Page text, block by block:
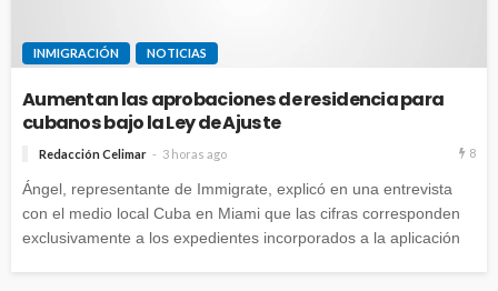
INMIGRACIÓN NOTICIAS
Aumentan las aprobaciones de residencia para
cubanos bajo la Ley de Ajuste
Redacción Celimar 3 horas ago 8
Ángel, representante de Immigrate, explicó en una entrevista
con el medio local Cuba en Miami que las cifras corresponden
exclusivamente a los expedientes incorporados a la aplicación